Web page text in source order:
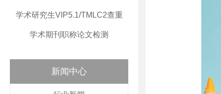
学术研究生VIP5.1/TMLC2查重
学术期刊职称论文检测
新闻中心